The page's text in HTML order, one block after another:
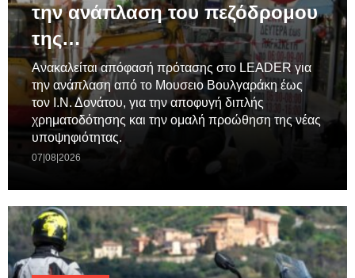
την ανάπλαση του πεζόδρομου
της…
Ανακαλείται απόφασή πρότασης στο LEADER για
την ανάπλαση από το Μουσειο Βουλγαράκη έως
τον Ι.Ν. Δονάτου, για την αποφυγή διπλής
χρηματοδότησης και την ομαλή προώθηση της νέας
υποψηφιότητας.
07|08|2026